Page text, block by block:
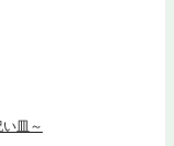
皿～